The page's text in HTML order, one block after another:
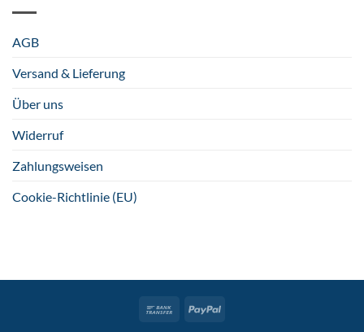
AGB
Versand & Lieferung
Über uns
Widerruf
Zahlungsweisen
Cookie-Richtlinie (EU)
Bank